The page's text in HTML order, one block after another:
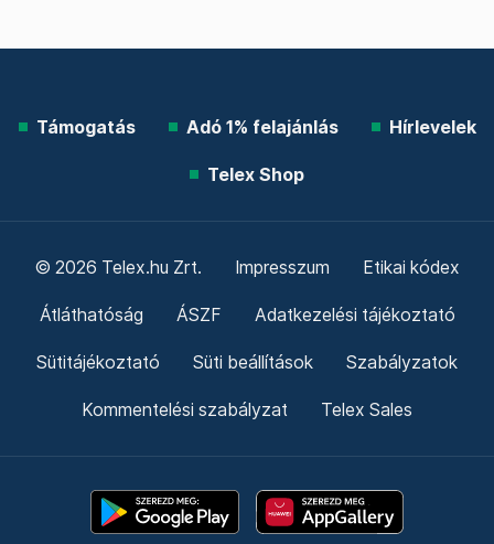
Támogatás Adó 1% felajánlás Hírlevelek
Telex Shop
© 2026 Telex.hu Zrt. Impresszum Etikai kódex
Átláthatóság ÁSZF Adatkezelési tájékoztató
Sütitájékoztató Süti beállítások Szabályzatok
Kommentelési szabályzat Telex Sales